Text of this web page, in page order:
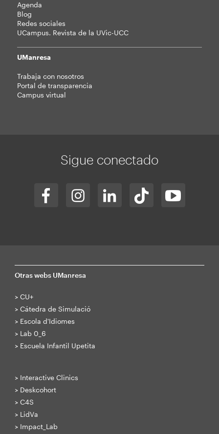
Agenda
Blog
Redes sociales
UCampus. Revista de la UVic-UCC
UManresa
Trabaja con nosotros
Portal de transparencia
Campus virtual
Sigue conectado
Otras webs UManresa
> CU+
> Cátedra de Simulació
> Escola d'Idiomes
> Lab 0_6
> Escuela Infantil Upetita
> Interactive Clinics
> Deskcohort
> C4S
> LidVa
> Impact_Lab